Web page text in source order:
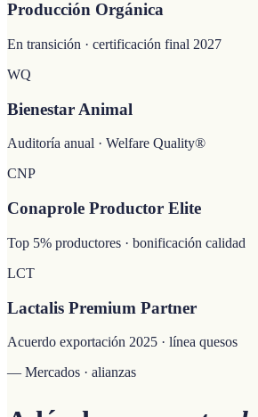
Producción Orgánica
En transición · certificación final 2027
WQ
Bienestar Animal
Auditoría anual · Welfare Quality®
CNP
Conaprole Productor Elite
Top 5% productores · bonificación calidad
LCT
Lactalis Premium Partner
Acuerdo exportación 2025 · línea quesos
— Mercados · alianzas